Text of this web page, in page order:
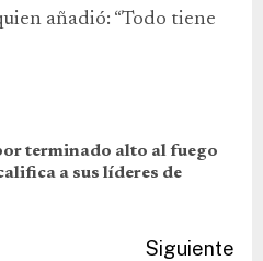
añadió: “Todo tiene
terminado alto al fuego
a sus líderes de
Siguiente